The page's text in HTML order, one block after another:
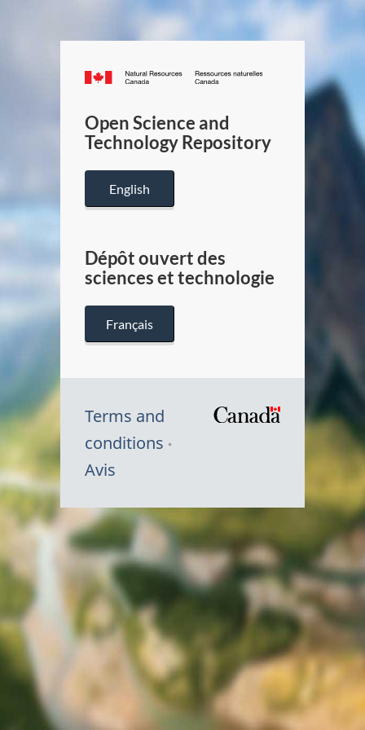
Canada.ca
/
Canada
Open Science and
Technology Repository
English
Dépôt ouvert des
sciences et technologie
Français
Terms and
conditions
Avis
Canada